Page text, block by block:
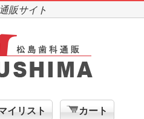
販サイト
イリスト カート